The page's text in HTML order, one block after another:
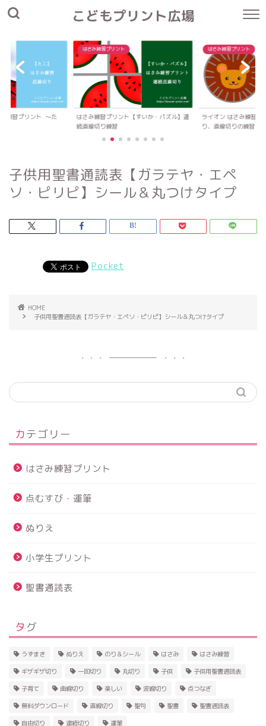
こどもプリント広場
練習プリント 〜た
はさみ練習プリント
はさみ練習プリント【すいか・パズル】連
続直線切り練習
はさみ練習プリント
ライオン はさみ練習プ
り、直線切りの練習
子供用聖書通読表【ガラテヤ・エペ
ソ・ピリピ】シール＆丸つけタイプ
Pocket
HOME
子供用聖書通読表【ガラテヤ・エペソ・ピリピ】シール＆丸つけタイプ
カテゴリー
はさみ練習プリント
点むすび・運筆
ぬりえ
小学生プリント
聖書通読表
タグ
うずまき ぬりえ のり＆シール はさみ はさみ練習
ギザギザ切り 一回切り 丸切り 子供 子供用聖書通読表
子育て 曲線切り 楽しい 波線切り 点つなぎ
無料ダウンロード 直線切り 聖句 聖書 聖書通読表
自由切り 連続切り 運筆